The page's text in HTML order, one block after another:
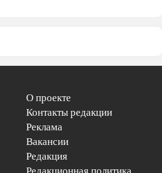
О проекте
Контакты редакции
Реклама
Вакансии
Редакция